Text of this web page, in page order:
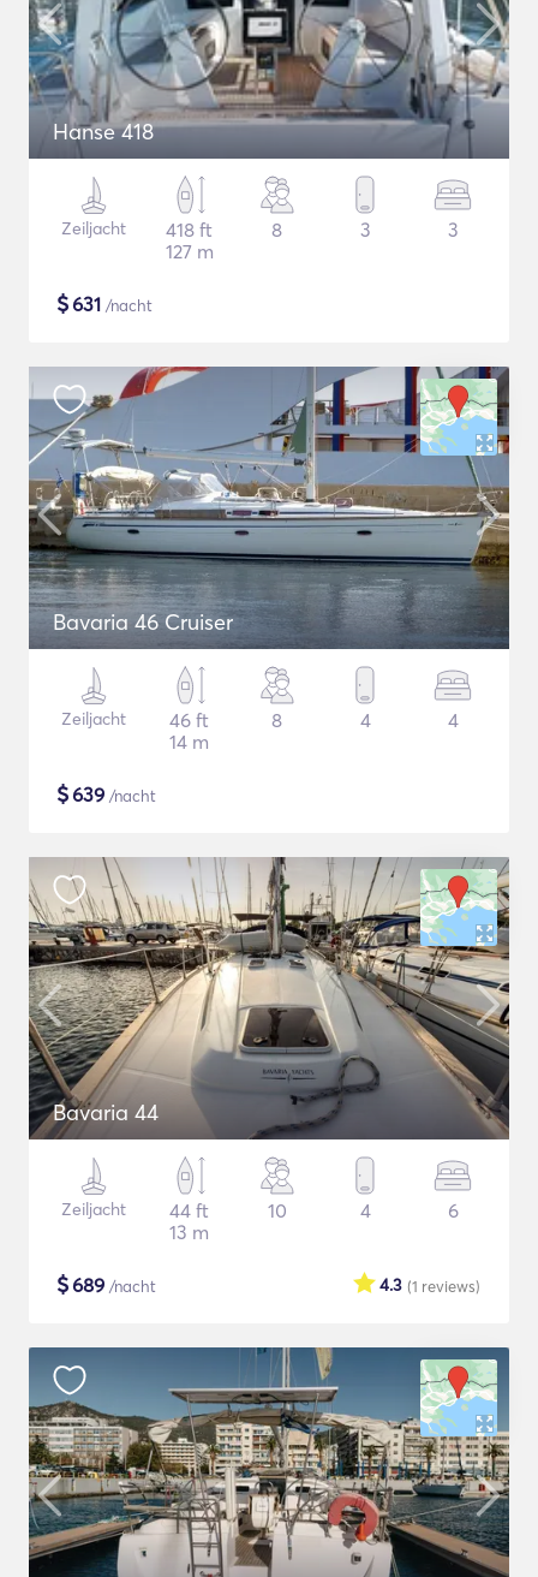
Hanse 418
Zeiljacht
418 ft
127 m
8 3 3
$631 /nacht
Bavaria 46 Cruiser
Zeiljacht
46 ft
14 m
8 4 4
$639 /nacht
Bavaria 44
Zeiljacht
44 ft
13 m
10 4 6
$689 /nacht (1 reviews)
4.3